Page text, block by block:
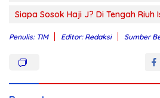
Siapa Sosok Haji J? Di Tengah
Penulis: TIM Editor: Redaksi Sumber